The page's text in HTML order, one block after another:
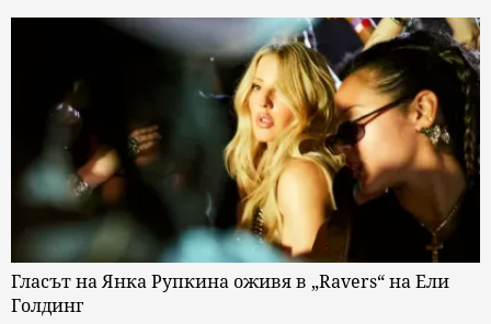
Гласът на Янка Рупкина оживя в „Ravers“ на Ели
Голдинг